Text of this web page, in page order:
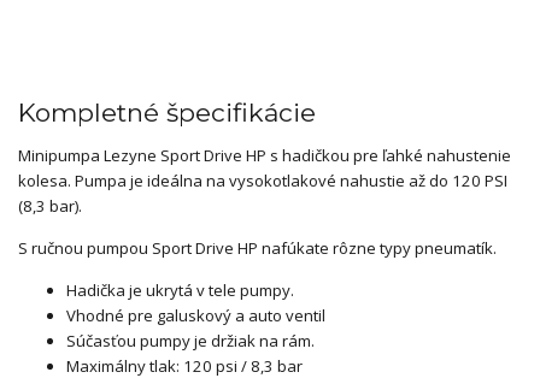
Kompletné špecifikácie
Minipumpa Lezyne Sport Drive HP s hadičkou pre ľahké nahustenie
kolesa. Pumpa je ideálna na vysokotlakové nahustie až do 120 PSI
(8,3 bar).
S ručnou pumpou Sport Drive HP nafúkate rôzne typy pneumatík.
Hadička je ukrytá v tele pumpy.
Vhodné pre galuskový a auto ventil
Súčasťou pumpy je držiak na rám.
Maximálny tlak: 120 psi / 8,3 bar